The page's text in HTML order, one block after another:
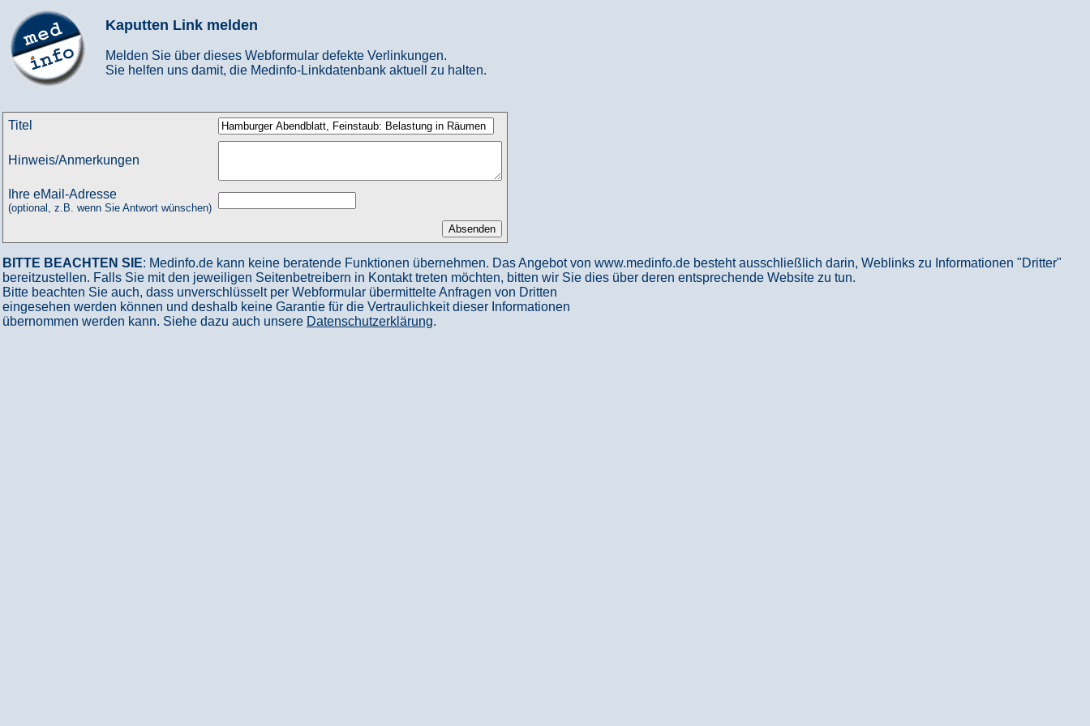
Kaputten Link melden
Melden Sie über dieses Webformular defekte Verlinkungen.
Sie helfen uns damit, die Medinfo-Linkdatenbank aktuell zu halten.
Titel
Hinweis/Anmerkungen
Ihre eMail-Adresse
(optional, z.B. wenn Sie Antwort wünschen)
BITTE BEACHTEN SIE: Medinfo.de kann keine beratende Funktionen übernehmen. Das Angebot von www.medinfo.de besteht ausschließlich darin, Weblinks zu Informationen "Dritter"
bereitzustellen. Falls Sie mit den jeweiligen Seitenbetreibern in Kontakt treten möchten, bitten wir Sie dies über deren entsprechende Website zu tun.
Bitte beachten Sie auch, dass unverschlüsselt per Webformular übermittelte Anfragen von Dritten
eingesehen werden können und deshalb keine Garantie für die Vertraulichkeit dieser Informationen
übernommen werden kann. Siehe dazu auch unsere Datenschutzerklärung.